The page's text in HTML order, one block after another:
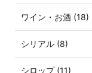
ワイン・お酒 (18)
シリアル (8)
シロップ (11)